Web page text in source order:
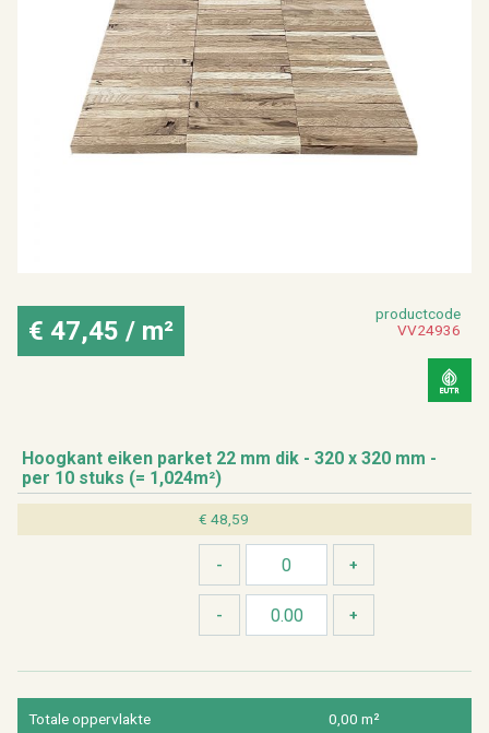
€ 47,45 / m²
product­code
VV24936
Hoog­kant eiken par­ket 22 mm dik - 320 x 320 mm -
per 10 stuks (= 1,024m²)
€ 48,59
To­ta­le op­per­vlak­te 0,00 m²
Toebehoren
Bekijk alles van isolatie
Bekijk alles van interieur